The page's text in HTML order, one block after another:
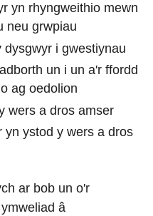
yn rhyngweithio mewn
neu grwpiau
i gwestiynau
un i un a'r ffordd
ag oedolion
wers a dros amser
yn ystod y wers a dros
ar bob un o'r
â